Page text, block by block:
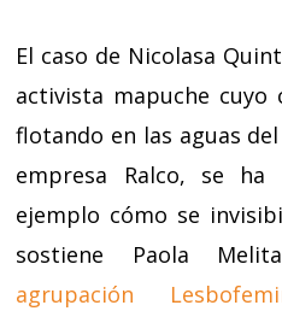
El caso de Nicolasa
activista mapuche
flotando en las aguas
empresa Ralco, se ha
ejemplo cómo se
sostiene Paola
agrupación